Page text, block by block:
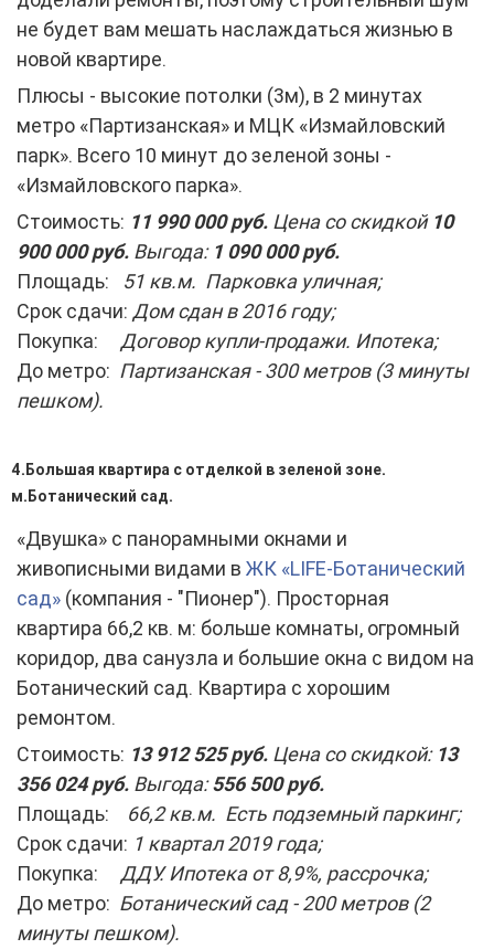
не будет вам мешать наслаждаться жизнью в
новой квартире.
Плюсы - высокие потолки (3м), в 2 минутах
метро «Партизанская» и МЦК «Измайловский
парк». Всего 10 минут до зеленой зоны -
«Измайловского парка».
Стоимость: 11 990 000 руб. Цена со скидкой 10
900 000 руб. Выгода: 1 090 000 руб.
Площадь: 51 кв.м. Парковка уличная;
Срок сдачи: Дом сдан в 2016 году;
Покупка: Договор купли-продажи. Ипотека;
До метро: Партизанская - 300 метров (3 минуты
пешком).
4.Большая квартира с отделкой в зеленой зоне.
м.Ботанический сад.
«Двушка» с панорамными окнами и
живописными видами в ЖК «LIFE-Ботанический
сад» (компания - "Пионер"). Просторная
квартира 66,2 кв. м: больше комнаты, огромный
коридор, два санузла и большие окна с видом на
Ботанический сад. Квартира с хорошим
ремонтом.
Стоимость: 13 912 525 руб. Цена со скидкой: 13
356 024 руб. Выгода:556 500 руб.
Площадь: 66,2 кв.м. Есть подземный паркинг;
Срок сдачи: 1 квартал 2019 года;
Покупка: ДДУ. Ипотека от 8,9%, рассрочка;
До метро: Ботанический сад - 200 метров (2
минуты пешком).